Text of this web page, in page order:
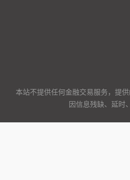
本站不提供任何金融交易服务，提
因信息残缺、延时